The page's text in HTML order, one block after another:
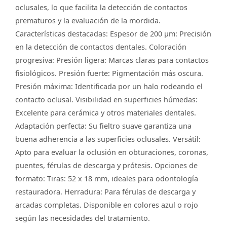
oclusales, lo que facilita la detección de contactos
prematuros y la evaluación de la mordida.
Características destacadas: Espesor de 200 µm: Precisión
en la detección de contactos dentales. Coloración
progresiva: Presión ligera: Marcas claras para contactos
fisiológicos. Presión fuerte: Pigmentación más oscura.
Presión máxima: Identificada por un halo rodeando el
contacto oclusal. Visibilidad en superficies húmedas:
Excelente para cerámica y otros materiales dentales.
Adaptación perfecta: Su fieltro suave garantiza una
buena adherencia a las superficies oclusales. Versátil:
Apto para evaluar la oclusión en obturaciones, coronas,
puentes, férulas de descarga y prótesis. Opciones de
formato: Tiras: 52 x 18 mm, ideales para odontología
restauradora. Herradura: Para férulas de descarga y
arcadas completas. Disponible en colores azul o rojo
según las necesidades del tratamiento.